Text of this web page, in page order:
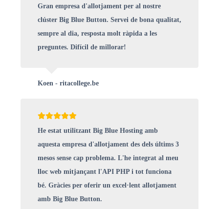
Gran empresa d'allotjament per al nostre
clúster Big Blue Button. Servei de bona qualitat,
sempre al dia, resposta molt ràpida a les
preguntes. Difícil de millorar!
Koen - ritacollege.be
He estat utilitzant Big Blue Hosting amb
aquesta empresa d'allotjament des dels últims 3
mesos sense cap problema. L'he integrat al meu
lloc web mitjançant l'API PHP i tot funciona
bé. Gràcies per oferir un excel·lent allotjament
amb Big Blue Button.